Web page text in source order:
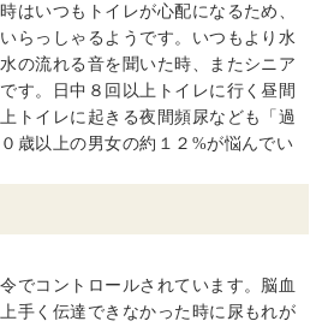
はいつもトイレが心配になるため、
らっしゃるようです。いつもより水
の流れる音を聞いた時、またシニア
す。日中８回以上トイレに行く昼間
トイレに起きる夜間頻尿なども「過
歳以上の男女の約１２ %が悩んでい
でコントロールされています。脳血
手く伝達できなかった時に尿もれが